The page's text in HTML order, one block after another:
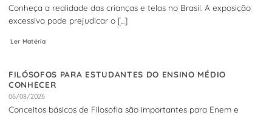
Conheça a realidade das crianças e telas no Brasil. A exposição
excessiva pode prejudicar o [...]
Ler Matéria
FILÓSOFOS PARA ESTUDANTES DO ENSINO MÉDIO
CONHECER
06/08/2026
Conceitos básicos de Filosofia são importantes para Enem e